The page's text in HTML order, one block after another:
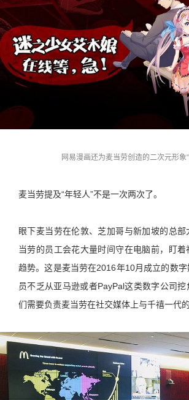
网易漫画还为麦当劳创造的二次元形象
麦当劳提及“年轻人”不是一次两次了。
眼下麦当劳在伦敦、芝加哥与新加坡的总
当劳的员工会花大量时间守在电脑前，盯
趋势。这是麦当劳在2016年10月成立的数
员不乏从亚马逊或者PayPal这类数字公司
们需要负责麦当劳在社交媒体上与千禧一代的